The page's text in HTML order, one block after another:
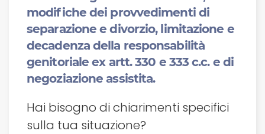
modifiche dei provvedimenti di
separazione e divorzio, limitazione e
decadenza della responsabilità
genitoriale ex artt. 330 e 333 c.c. e di
negoziazione assistita.
Hai bisogno di chiarimenti specifici
sulla tua situazione?